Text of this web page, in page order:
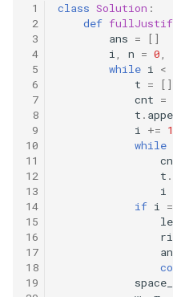
40. 最小的 k 个数
41. 数据流中的中位数
42. 连续子数组的最大和
43. 1 ～ n 整数中 1 出现的次
44. 数字序列中某一位的数字
45. 把数组排成最小的数
46. 把数字翻译成字符串
38. 每日温度
39. 直方图最大矩形面积
40. 矩阵中最大的矩形
41. 滑动窗口的平均值
42. 最近请求次数
43. 往完全二叉树添加节点
44. 二叉树每层的最大值
45. 二叉树最底层最左边的值
8.2. 迷路的机器人
8.3. 魔术索引
8.4. 幂集
8.5. 递归乘法
8.6. 汉诺塔问题
8.7. 无重复字符串的排列组
8.8. 有重复字符串的排列组
8.9. 括号
1
2
3
4
5
6
7
8
9
10
11
12
13
14
15
16
17
18
19
class Solution :
def
ans =
[]
i, n = 0,
while i <
t =
[]
cnt =
t .
i += 1
while
t .
i
if i